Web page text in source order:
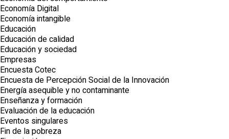
Economía Digital
Economía intangible
Educación
Educación de calidad
Educación y sociedad
Empresas
Encuesta Cotec
Encuesta de Percepción Social de la Innovación
Energía asequible y no contaminante
Enseñanza y formación
Evaluación de la educación
Eventos singulares
Fin de la pobreza